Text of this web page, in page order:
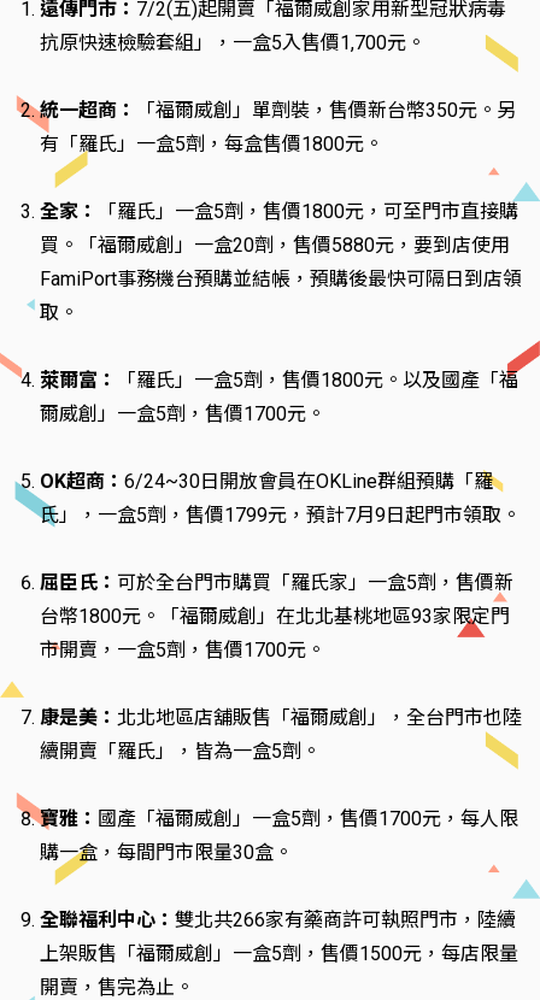
遠傳門市： 7/2(五)起開賣「福爾威創家用新型冠狀病毒
抗原快速檢驗套組」，一盒5入售價1,700元。
統一超商：
「福爾威創」單劑裝，售價新台幣350元。另
有「羅氏」一盒5劑，每盒售價1800元。
全家：
「羅氏」一盒5劑，售價1800元，可至門市直接購
買。「福爾威創」一盒20劑，售價5880元，要到店使用
FamiPort事務機台預購並結帳，預購後最快可隔日到店領
取。
萊爾富：
「羅氏」一盒5劑，售價1800元。以及國產「福
爾威創」一盒5劑，售價1700元。
OK超商： 6/24~30日開放會員在OKLine群組預購「羅
氏」，一盒5劑，售價1799元，預計7月9日起門市領取。
屈臣氏： 可於全台門市購買「羅氏家」一盒5劑，售價新
台幣1800元。「福爾威創」在北北基桃地區93家限定門
市開賣，一盒5劑，售價1700元。
康是美： 北北地區店舖販售「福爾威創」，全台門市也陸
續開賣「羅氏」，皆為一盒5劑。
寶雅： 國產「福爾威創」一盒5劑，售價1700元，每人限
購一盒，每間門市限量30盒。
全聯福利中心： 雙北共266家有藥商許可執照門市，陸續
上架販售「福爾威創」一盒5劑，售價1500元，每店限量
開賣，售完為止。